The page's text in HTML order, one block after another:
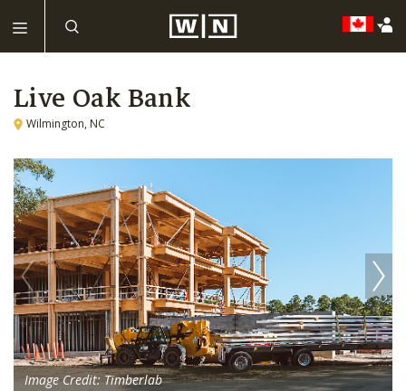
Live Oak Bank
Wilmington, NC
Image Credit: Timberlab